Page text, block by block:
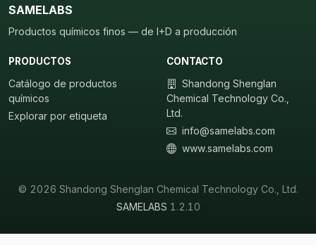
SAMELABS
Productos químicos finos — de I+D a producción
PRODUCTOS
Catálogo de productos
químicos
Explorar por etiqueta
CONTACTO
Shandong Shenglan
Chemical Technology Co.,
Ltd.
info@samelabs.com
www.samelabs.com
© 2026 Shandong Shenglan Chemical Technology Co., Ltd.
SAMELABS 1.2.10